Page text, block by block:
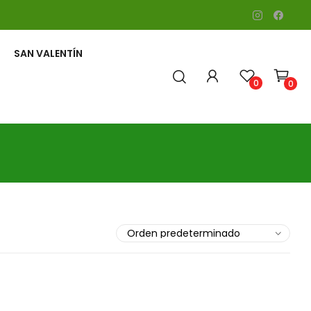
SAN VALENTÍN
0 0